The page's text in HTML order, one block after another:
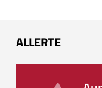
ALLERTE